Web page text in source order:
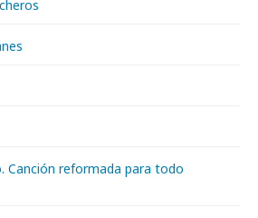
Canción reformada para todo